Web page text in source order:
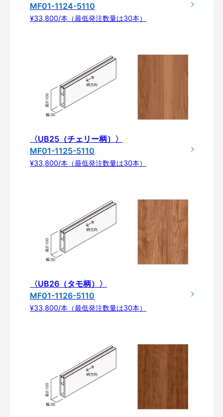
MF01-1124-5110
¥33,800/本（最低発注数量は30本）
〈UB25（チェリー柄）〉
MF01-1125-5110
¥33,800/本（最低発注数量は30本）
〈UB26（タモ柄）〉
MF01-1126-5110
¥33,800/本（最低発注数量は30本）